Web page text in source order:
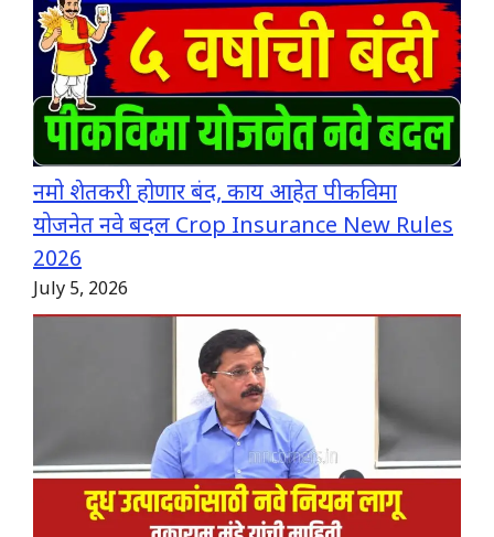
नमो शेतकरी होणार बंद, काय आहेत पीकविमा
योजनेत नवे बदल Crop Insurance New Rules
2026
July 5, 2026